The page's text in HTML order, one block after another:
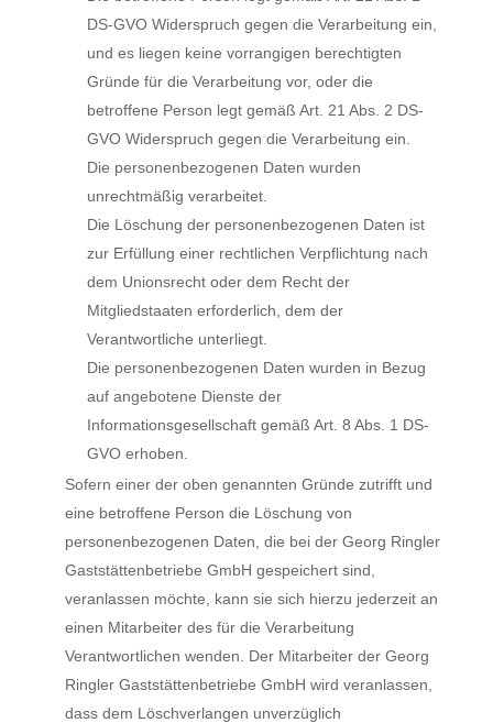
DS-GVO Widerspruch gegen die Verarbeitung ein,
und es liegen keine vorrangigen berechtigten
Gründe für die Verarbeitung vor, oder die
betroffene Person legt gemäß Art. 21 Abs. 2 DS-
GVO Widerspruch gegen die Verarbeitung ein.
Die personenbezogenen Daten wurden
unrechtmäßig verarbeitet.
Die Löschung der personenbezogenen Daten ist
zur Erfüllung einer rechtlichen Verpflichtung nach
dem Unionsrecht oder dem Recht der
Mitgliedstaaten erforderlich, dem der
Verantwortliche unterliegt.
Die personenbezogenen Daten wurden in Bezug
auf angebotene Dienste der
Informationsgesellschaft gemäß Art. 8 Abs. 1 DS-
GVO erhoben.
Sofern einer der oben genannten Gründe zutrifft und
eine betroffene Person die Löschung von
personenbezogenen Daten, die bei der Georg Ringler
Gaststättenbetriebe GmbH gespeichert sind,
veranlassen möchte, kann sie sich hierzu jederzeit an
einen Mitarbeiter des für die Verarbeitung
Verantwortlichen wenden. Der Mitarbeiter der Georg
Ringler Gaststättenbetriebe GmbH wird veranlassen,
dass dem Löschverlangen unverzüglich